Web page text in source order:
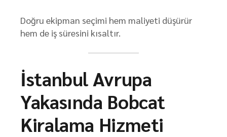
Doğru ekipman seçimi hem maliyeti düşürür
hem de iş süresini kısaltır.
İstanbul Avrupa
Yakasında Bobcat
Kiralama Hizmeti